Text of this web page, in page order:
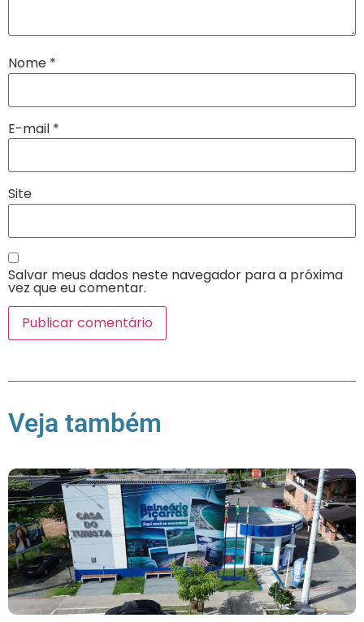
Nome *
E-mail *
Site
Salvar meus dados neste navegador para a próxima
vez que eu comentar.
Veja também